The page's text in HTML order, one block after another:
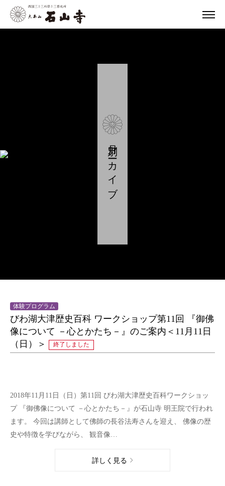
月別アーカイブ
体験プログラム
びわ湖大津歴史百科 ワークショップ第11回 『御佛
像について －心とかたち－』のご案内＜11月11日
（日）＞
終了しました
2018年11月11日（日）第11回 びわ湖大津歴史百科ワークショッ
プ 『御佛像について －心とかたち－』が石山寺 明王院で行われ
ます。 今回は講師として佛師の長谷法寿さんを迎え、 佛像の歴
史や特徴を学びながら、 観音像…
詳しく見る